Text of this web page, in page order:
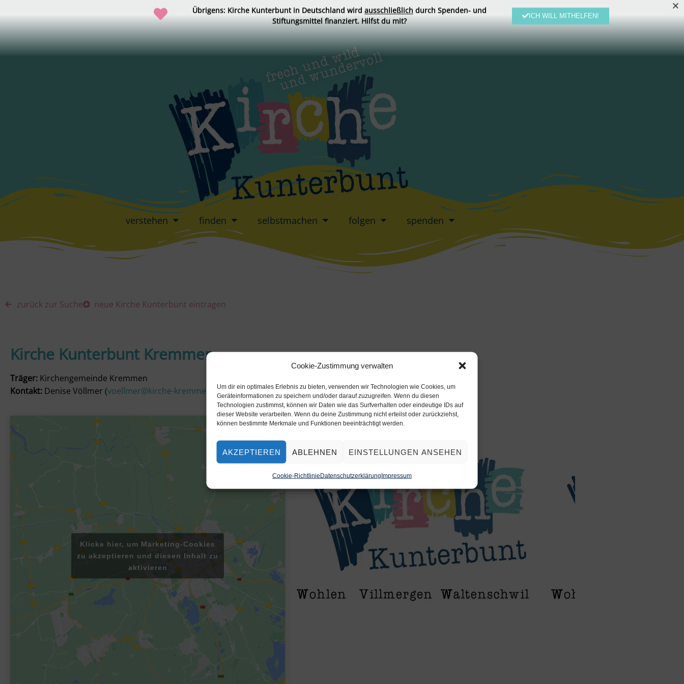
Cookie-Zustimmung verwalten
Um dir ein optimales Erlebnis zu bieten, verwenden wir Technologien wie Cookies, um
Geräteinformationen zu speichern und/oder darauf zuzugreifen. Wenn du diesen
Technologien zustimmst, können wir Daten wie das Surfverhalten oder eindeutige IDs auf
dieser Website verarbeiten. Wenn du deine Zustimmung nicht erteilst oder zurückziehst,
können bestimmte Merkmale und Funktionen beeinträchtigt werden.
AKZEPTIEREN ABLEHNEN EINSTELLUNGEN ANSEHEN
Cookie-RichtlinieDatenschutzerklärungImpressum
verstehen finden selbstmachen folgen spenden
zurück zur Suche neue Kirche Kunterbunt eintragen
Kirche Kunterbunt Kremmen
Träger: Kirchengemeinde Kremmen
Kontakt: Denise Völlmer (voellmer@kirche-kremmen.de)
Klicke hier, um Marketing-Cookies
zu akzeptieren und diesen Inhalt zu
aktivieren
Übrigens: Kirche Kunterbunt in Deutschland wird ausschließlich durch Spenden- und
Stiftungsmittel finanziert. Hilfst du mit?
ICH WILL MITHELFEN!